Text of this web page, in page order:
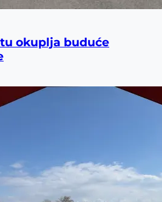
okuplja buduće